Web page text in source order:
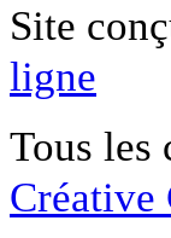
Site
ligne
Tous les
Créative